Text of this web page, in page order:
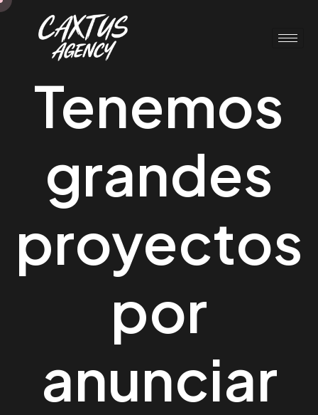
Tenemos
grandes
proyectos
por
anunciar